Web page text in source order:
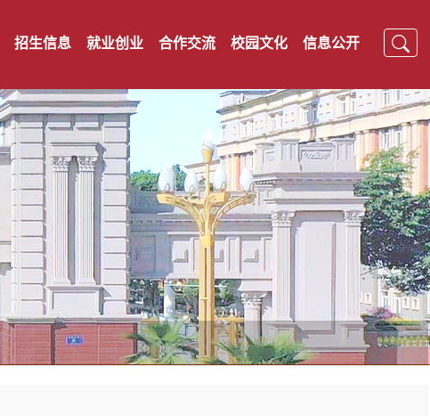
招生信息 就业创业 合作交流 校园文化 信息公开